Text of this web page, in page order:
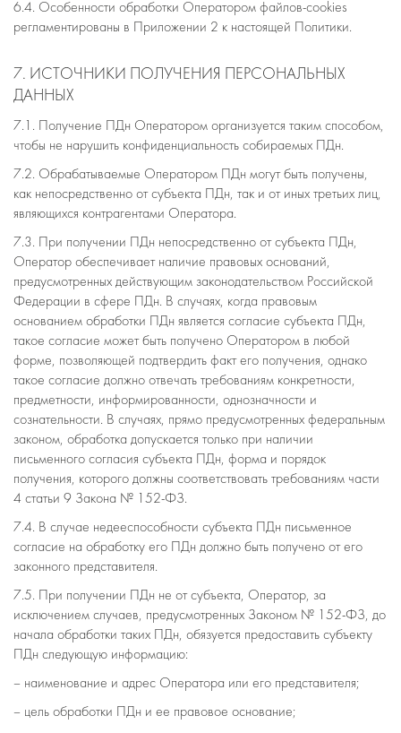
6.4. Особенности обработки Оператором файлов-cookies
регламентированы в Приложении 2 к настоящей Политики.
7. ИСТОЧНИКИ ПОЛУЧЕНИЯ ПЕРСОНАЛЬНЫХ
ДАННЫХ
7.1. Получение ПДн Оператором организуется таким способом,
чтобы не нарушить конфиденциальность собираемых ПДн.
7.2. Обрабатываемые Оператором ПДн могут быть получены,
как непосредственно от субъекта ПДн, так и от иных третьих лиц,
являющихся контрагентами Оператора.
7.3. При получении ПДн непосредственно от субъекта ПДн,
Оператор обеспечивает наличие правовых оснований,
предусмотренных действующим законодательством Российской
Федерации в сфере ПДн. В случаях, когда правовым
основанием обработки ПДн является согласие субъекта ПДн,
такое согласие может быть получено Оператором в любой
форме, позволяющей подтвердить факт его получения, однако
такое согласие должно отвечать требованиям конкретности,
предметности, информированности, однозначности и
сознательности. В случаях, прямо предусмотренных федеральным
законом, обработка допускается только при наличии
письменного согласия субъекта ПДн, форма и порядок
получения, которого должны соответствовать требованиям части
4 статьи 9 Закона № 152-ФЗ.
7.4. В случае недееспособности субъекта ПДн письменное
согласие на обработку его ПДн должно быть получено от его
законного представителя.
7.5. При получении ПДн не от субъекта, Оператор, за
исключением случаев, предусмотренных Законом № 152-ФЗ, до
начала обработки таких ПДн, обязуется предоставить субъекту
ПДн следующую информацию:
– наименование и адрес Оператора или его представителя;
– цель обработки ПДн и ее правовое основание;